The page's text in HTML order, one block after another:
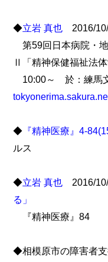
◆立岩 真也 2016/
第59回日本病院・
Ⅱ「精神保健福祉法体
10:00～ 於：練馬
◆ 『精神医療』4-
ルス
◆立岩 真也 2016/
る」
『精神医療』84
◆相模原市の障害者